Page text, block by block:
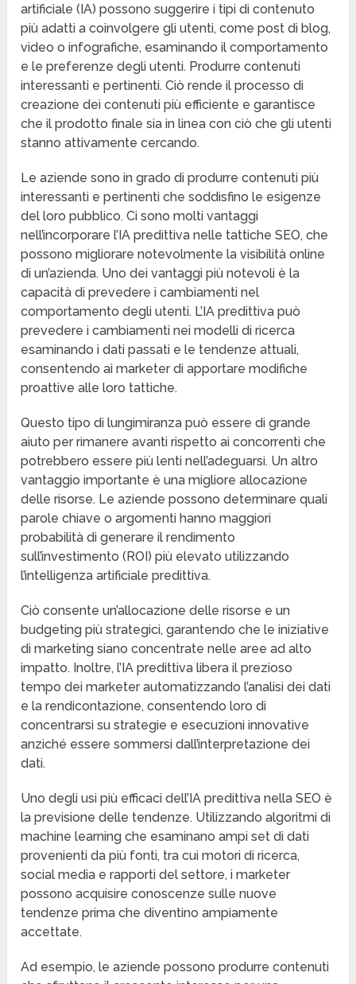
artificiale (IA) possono suggerire i tipi di contenuto
più adatti a coinvolgere gli utenti, come post di blog,
video o infografiche, esaminando il comportamento
e le preferenze degli utenti. Produrre contenuti
interessanti e pertinenti. Ciò rende il processo di
creazione dei contenuti più efficiente e garantisce
che il prodotto finale sia in linea con ciò che gli utenti
stanno attivamente cercando.
Le aziende sono in grado di produrre contenuti più
interessanti e pertinenti che soddisfino le esigenze
del loro pubblico. Ci sono molti vantaggi
nell’incorporare l’IA predittiva nelle tattiche SEO, che
possono migliorare notevolmente la visibilità online
di un’azienda. Uno dei vantaggi più notevoli è la
capacità di prevedere i cambiamenti nel
comportamento degli utenti. L’IA predittiva può
prevedere i cambiamenti nei modelli di ricerca
esaminando i dati passati e le tendenze attuali,
consentendo ai marketer di apportare modifiche
proattive alle loro tattiche.
Questo tipo di lungimiranza può essere di grande
aiuto per rimanere avanti rispetto ai concorrenti che
potrebbero essere più lenti nell’adeguarsi. Un altro
vantaggio importante è una migliore allocazione
delle risorse. Le aziende possono determinare quali
parole chiave o argomenti hanno maggiori
probabilità di generare il rendimento
sull’investimento (ROI) più elevato utilizzando
l’intelligenza artificiale predittiva.
Ciò consente un’allocazione delle risorse e un
budgeting più strategici, garantendo che le iniziative
di marketing siano concentrate nelle aree ad alto
impatto. Inoltre, l’IA predittiva libera il prezioso
tempo dei marketer automatizzando l’analisi dei dati
e la rendicontazione, consentendo loro di
concentrarsi su strategie e esecuzioni innovative
anziché essere sommersi dall’interpretazione dei
dati.
Uno degli usi più efficaci dell’IA predittiva nella SEO è
la previsione delle tendenze. Utilizzando algoritmi di
machine learning che esaminano ampi set di dati
provenienti da più fonti, tra cui motori di ricerca,
social media e rapporti del settore, i marketer
possono acquisire conoscenze sulle nuove
tendenze prima che diventino ampiamente
accettate.
Ad esempio, le aziende possono produrre contenuti